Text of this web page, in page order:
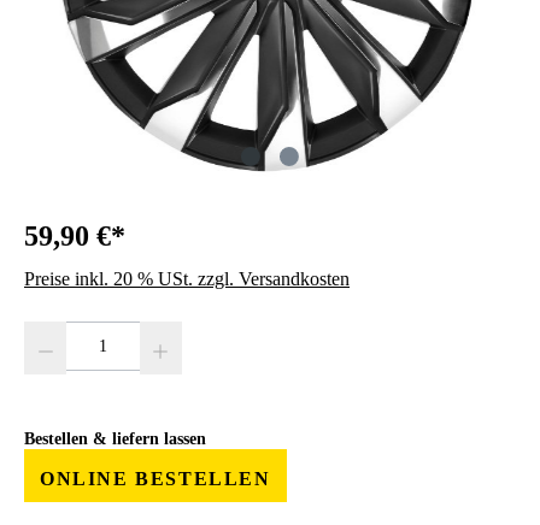
59,90 €*
Preise inkl. 20 % USt. zzgl. Versandkosten
Bestellen & liefern lassen
ONLINE BESTELLEN